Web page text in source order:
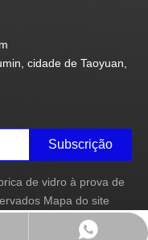
cidade de Taoyuan,
Subscrição
de vidro à prova de
Mapa do site